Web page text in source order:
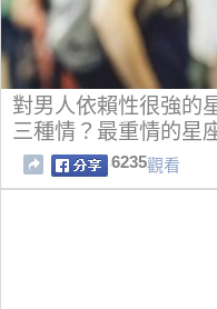
對男人依賴性很強的
三種情？最重情的星
6235觀看